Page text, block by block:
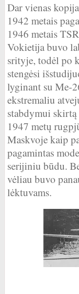
Dar vienas
1942 metais
1946 metais
Vokietija buvo
srityje, todėl po
stengėsi
lyginant su Me-
ekstremaliu
stabdymui
1947 metų
Maskvoje kaip
pagamintas
serijiniu būdu.
vėliau buvo
lėktuvams.